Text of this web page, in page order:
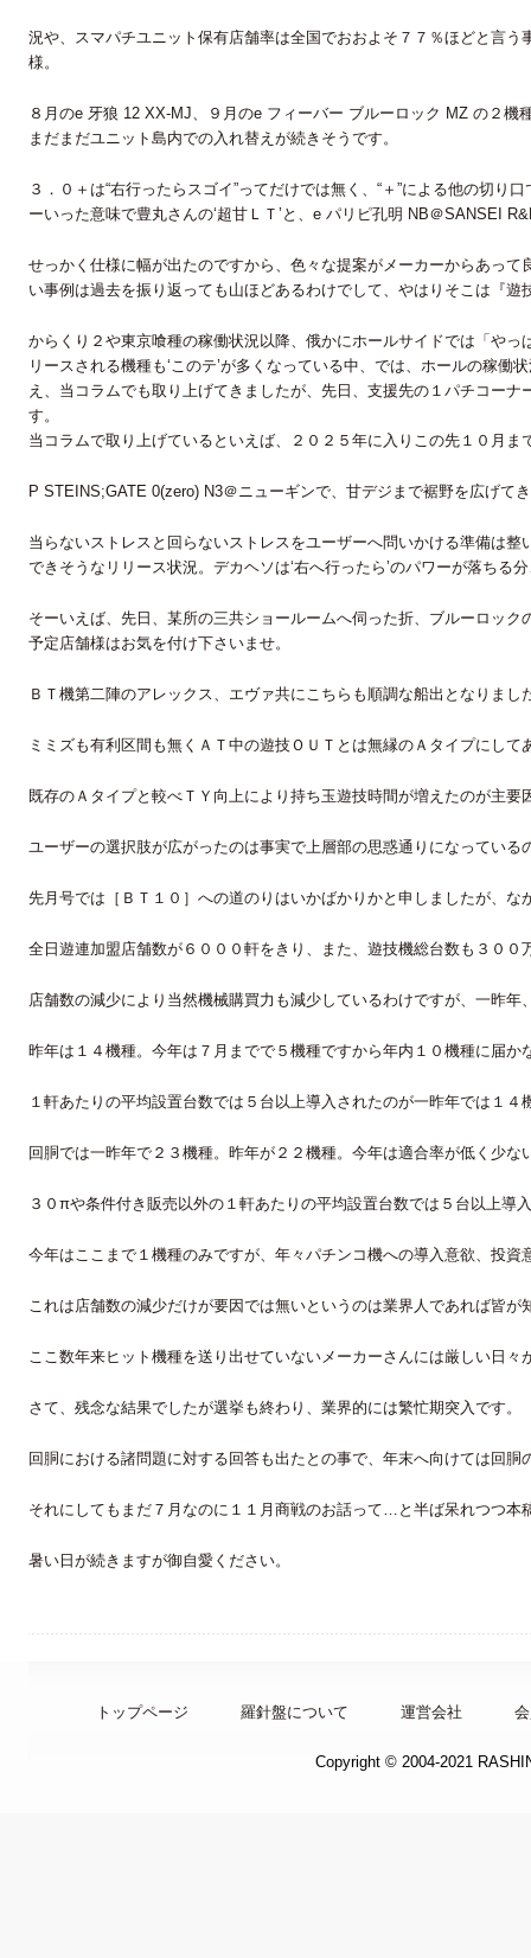
況や、スマパチユニット保有店舗率は全国でおおよそ７７％ほどと言
様。
８月のe 牙狼 12 XX-MJ、９月のe フィーバー ブルーロック MZ の２
まだまだユニット島内での入れ替えが続きそうです。
３．０＋は“右行ったらスゴイ”ってだけでは無く、“＋”による他の切
ーいった意味で豊丸さんの‘超甘ＬＴ’と、e パリピ孔明 NB＠SANSEI
せっかく仕様に幅が出たのですから、色々な提案がメーカーからあっ
い事例は過去を振り返っても山ほどあるわけでして、やはりそこは『
からくり２や東京喰種の稼働状況以降、俄かにホールサイドでは「や
リースされる機種も‘このテ’が多くなっている中、では、ホールの稼
え、当コラムでも取り上げてきましたが、先日、支援先の１パチコー
す。
当コラムで取り上げているといえば、２０２５年に入りこの先１０月ま
P STEINS;GATE 0(zero) N3＠ニューギンで、甘デジまで裾野を広げて
当らないストレスと回らないストレスをユーザーへ問いかける準備は
できそうなリリース状況。デカヘソは‘右へ行ったら’のパワーが落ちる
そーいえば、先日、某所の三共ショールームへ伺った折、ブルーロッ
予定店舗様はお気を付け下さいませ。
ＢＴ機第二陣のアレックス、エヴァ共にこちらも順調な船出となりまし
ミミズも有利区間も無くＡＴ中の遊技ＯＵＴとは無縁のＡタイプにし
既存のＡタイプと較べＴＹ向上により持ち玉遊技時間が増えたのが主
ユーザーの選択肢が広がったのは事実で上層部の思惑通りになっている
先月号では［ＢＴ１０］への道のりはいかばかりかと申しましたが、
全日遊連加盟店舗数が６０００軒をきり、また、遊技機総台数も３００
店舗数の減少により当然機械購買力も減少しているわけですが、一昨
昨年は１４機種。今年は７月までで５機種ですから年内１０機種に届か
１軒あたりの平均設置台数では５台以上導入されたのが一昨年では１
回胴では一昨年で２３機種。昨年が２２機種。今年は適合率が低く少
３０πや条件付き販売以外の１軒あたりの平均設置台数では５台以上導
今年はここまで１機種のみですが、年々パチンコ機への導入意欲、投資
これは店舗数の減少だけが要因では無いというのは業界人であれば皆が
ここ数年来ヒット機種を送り出せていないメーカーさんには厳しい日々
さて、残念な結果でしたが選挙も終わり、業界的には繁忙期突入です。
回胴における諸問題に対する回答も出たとの事で、年末へ向けては回胴
それにしてもまだ７月なのに１１月商戦のお話って…と半ば呆れつつ本
暑い日が続きますが御自愛ください。
トップページ 羅針盤について 運営会社
Copyright © 2004-2021